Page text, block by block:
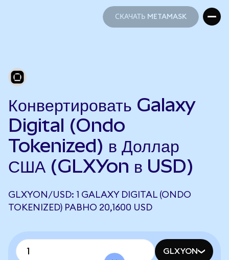
СКАЧАТЬ METAMASK
Конвертировать Galaxy
Digital (Ondo
Tokenized) в Доллар
США (GLXYon в USD)
GLXYON/USD: 1 GALAXY DIGITAL (ONDO
TOKENIZED) РАВНО 20,1600 USD
GLXYON